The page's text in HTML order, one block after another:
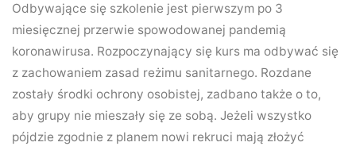
Odbywające się szkolenie jest pierwszym po 3
miesięcznej przerwie spowodowanej pandemią
koronawirusa. Rozpoczynający się kurs ma odbywać się
z zachowaniem zasad reżimu sanitarnego. Rozdane
zostały środki ochrony osobistej, zadbano także o to,
aby grupy nie mieszały się ze sobą. Jeżeli wszystko
pójdzie zgodnie z planem nowi rekruci mają złożyć